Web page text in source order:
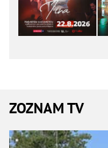
ZOZNAM TV